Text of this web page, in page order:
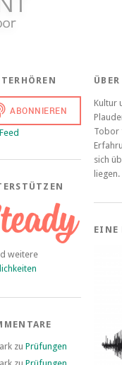
weitere
zu Prüfungen
Kultur
Tobor
sich
liegen.
EINE